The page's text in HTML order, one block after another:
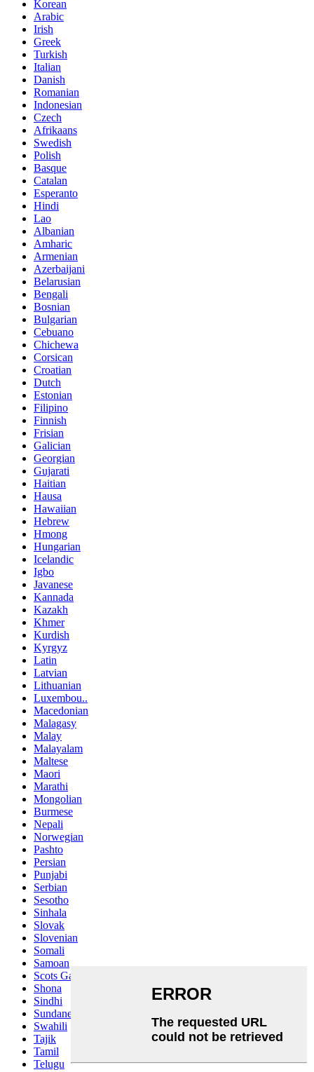
Korean
Arabic
Irish
Greek
Turkish
Italian
Danish
Romanian
Indonesian
Czech
Afrikaans
Swedish
Polish
Basque
Catalan
Esperanto
Hindi
Lao
Albanian
Amharic
Armenian
Azerbaijani
Belarusian
Bengali
Bosnian
Bulgarian
Cebuano
Chichewa
Corsican
Croatian
Dutch
Estonian
Filipino
Finnish
Frisian
Galician
Georgian
Gujarati
Haitian
Hausa
Hawaiian
Hebrew
Hmong
Hungarian
Icelandic
Igbo
Javanese
Kannada
Kazakh
Khmer
Kurdish
Kyrgyz
Latin
Latvian
Lithuanian
Luxembou..
Macedonian
Malagasy
Malay
Malayalam
Maltese
Maori
Marathi
Mongolian
Burmese
Nepali
Norwegian
Pashto
Persian
Punjabi
Serbian
Sesotho
Sinhala
Slovak
Slovenian
Somali
Samoan
Scots Gaelic
Shona
Sindhi
Sundanese
Swahili
Tajik
Tamil
Telugu